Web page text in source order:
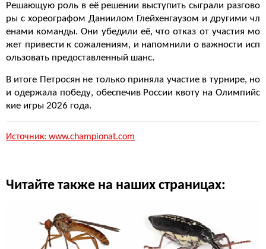
Решающую роль в её решении выступить сыграли разгово
ры с хореографом Даниилом Глейхенгаузом и другими чл
енами команды. Они убедили её, что отказ от участия мо
жет привести к сожалениям, и напомнили о важности исп
ользовать предоставленный шанс.
В итоге Петросян не только приняла участие в турнире, но
и одержала победу, обеспечив России квоту на Олимпийс
кие игры 2026 года.
Источник: www.championat.com
Читайте также на наших страницах: